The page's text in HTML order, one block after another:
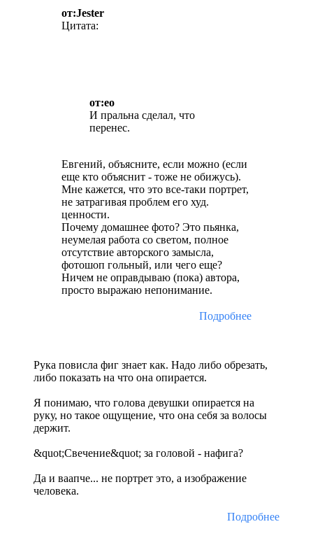
от:Jester
Цитата:
от:eo
И пральна сделал, что
перенес.
Евгений, объясните, если можно (если
еще кто объяснит - тоже не обижусь).
Мне кажется, что это все-таки портрет,
не затрагивая проблем его худ.
ценности.
Почему домашнее фото? Это пьянка,
неумелая работа со светом, полное
отсутствие авторского замысла,
фотошоп гольный, или чего еще?
Ничем не оправдываю (пока) автора,
просто выражаю непонимание.
Подробнее
Рука повисла фиг знает как. Надо либо обрезать,
либо показать на что она опирается.
Я понимаю, что голова девушки опирается на
руку, но такое ощущение, что она себя за волосы
держит.
&quot;Свечение&quot; за головой - нафига?
Да и ваапче... не портрет это, а изображение
человека.
Подробнее